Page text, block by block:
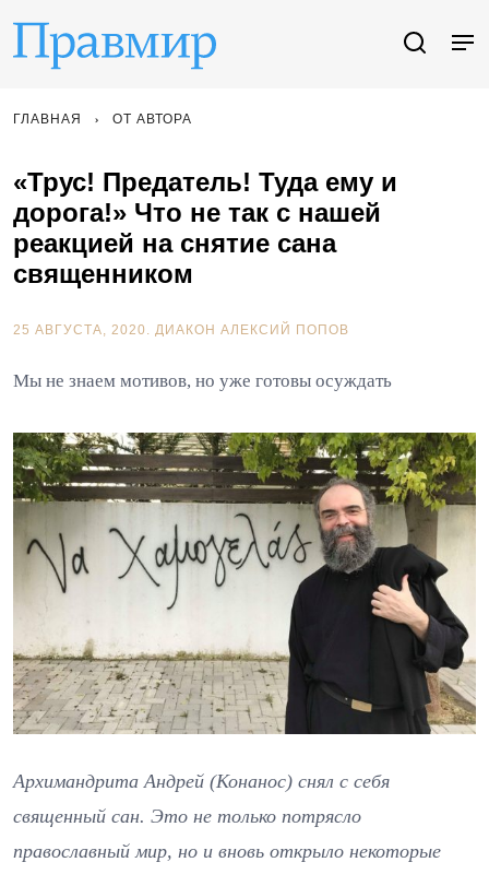
ГЛАВНАЯ ОТ АВТОРА
«Трус! Предатель! Туда ему и
дорога!» Что не так с нашей
реакцией на снятие сана
священником
25 АВГУСТА, 2020. ДИАКОН АЛЕКСИЙ ПОПОВ
Мы не знаем мотивов, но уже готовы осуждать
Архимандрита Андрей (Конанос) снял с себя
священный сан. Это не только потрясло
православный мир, но и вновь открыло некоторые